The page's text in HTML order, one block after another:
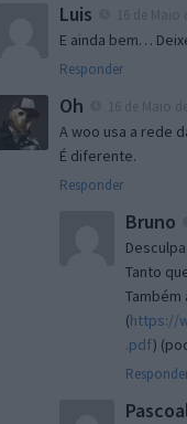
Luis
E ainda bem…
Responder
Oh
A woo usa a rede
É diferente.
Responder
Bruno
Tanto
Também
(https://
.pdf)